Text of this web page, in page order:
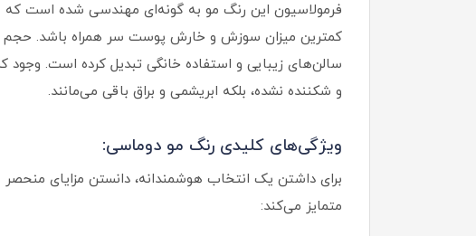
فرمولاسیون این رنگ مو به گونه‌ای مهندسی شده است که
سالن‌های زیبایی و استفاده خانگی تبدیل کرده است.
و شکننده نشده، بلکه ابریشمی و براق باقی می‌مانند.
ویژگی‌های کلیدی رنگ مو دوماسی:
برای داشتن یک انتخاب هوشمندانه، دانستن مزایای
متمایز می‌کند: